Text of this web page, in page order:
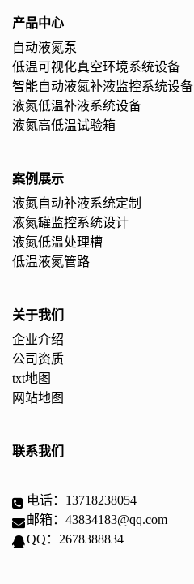
产品中心
自动液氮泵
低温可视化真空环境系统设备
智能自动液氮补液监控系统设备
液氮低温补液系统设备
液氮高低温试验箱
案例展示
液氮自动补液系统定制
液氮罐监控系统设计
液氮低温处理槽
低温液氮管路
关于我们
企业介绍
公司资质
txt地图
网站地图
联系我们
电话：13718238054
邮箱：43834183@qq.com
QQ：2678388834